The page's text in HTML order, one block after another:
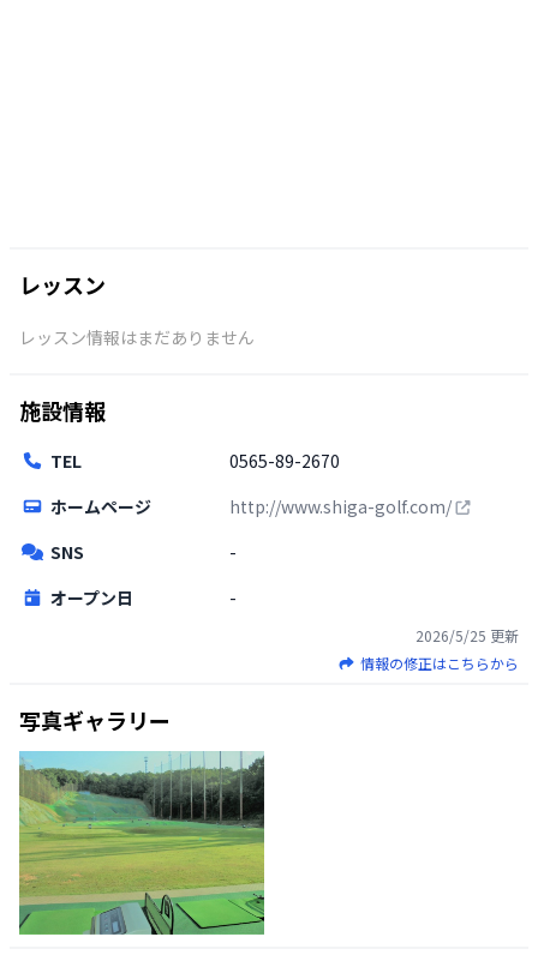
レッスン
レッスン情報はまだありません
施設情報
TEL
0565-89-2670
ホームページ
http://www.shiga-golf.com/
SNS
-
オープン日
-
2026/5/25 更新
情報の修正はこちらから
写真ギャラリー